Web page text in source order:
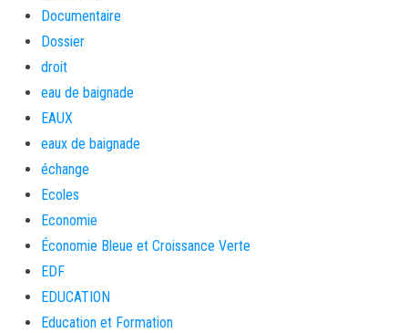
Documentaire
Dossier
droit
eau de baignade
EAUX
eaux de baignade
échange
Ecoles
Economie
Économie Bleue et Croissance Verte
EDF
EDUCATION
Education et Formation